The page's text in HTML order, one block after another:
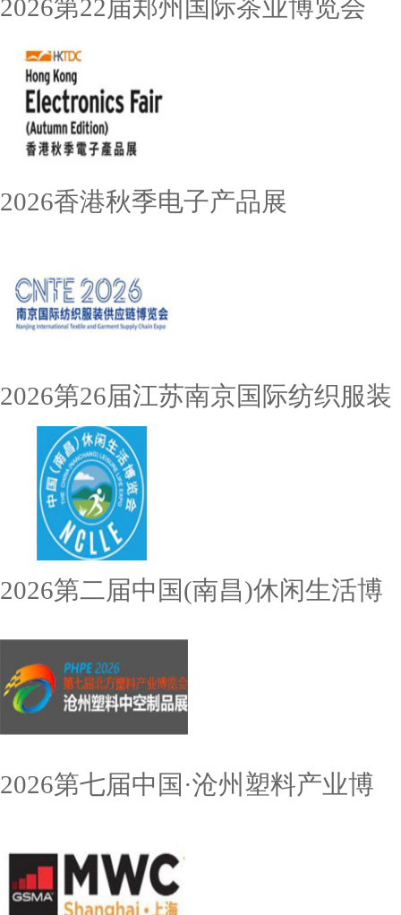
2026第22届郑州国际茶业博览会
2026香港秋季电子产品展
2026第26届江苏南京国际纺织服装
2026第二届中国(南昌)休闲生活博
2026第七届中国·沧州塑料产业博